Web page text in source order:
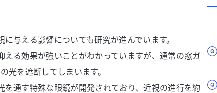
与える影響についても研究が進んでいます。
える効果が強いことがわかっていますが、通常の窓ガ
光を遮断してしまいます。
を通す特殊な眼鏡が開発されており、近視の進行を約